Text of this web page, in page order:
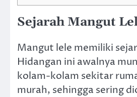
Sejarah Mangut
Mangut lele memiliki
Hidangan ini awalnya
kolam-kolam sekitar
murah, sehingga sering